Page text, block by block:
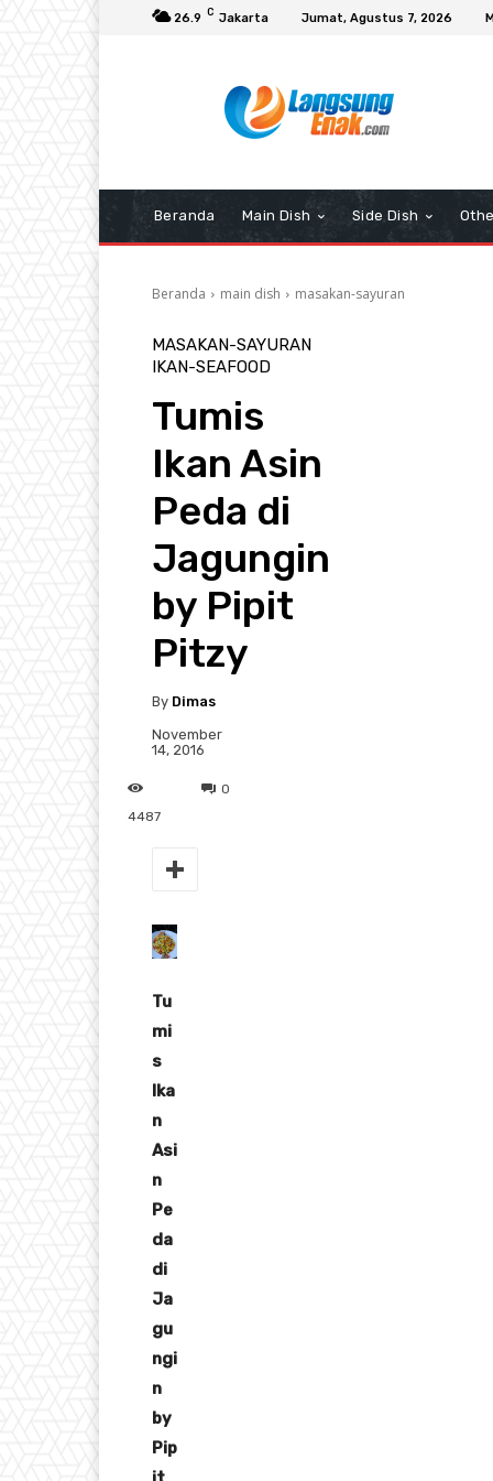
26.9 C Jakarta Jumat, Agustus 7, 2026
Beranda Main Dish Side Dish
Beranda main dish masakan-sayuran
MASAKAN-SAYURAN
IKAN-SEAFOOD
Tumis
Ikan Asin
Peda di
Jagungin
by Pipit
Pitzy
By Dimas
November
14, 2016
0
4487
Tu
mi
s
Ika
n
Asi
n
Pe
da
di
Ja
gu
ngi
n
by
Pip